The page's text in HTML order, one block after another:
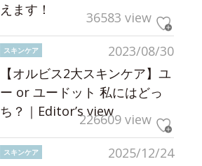
えます！
36583 view
2023/08/30
スキンケア
【オルビス2大スキンケア】ユ
ー or ユードット 私にはどっ
ち？｜Editor’s view226609 view
2025/12/24
スキンケア